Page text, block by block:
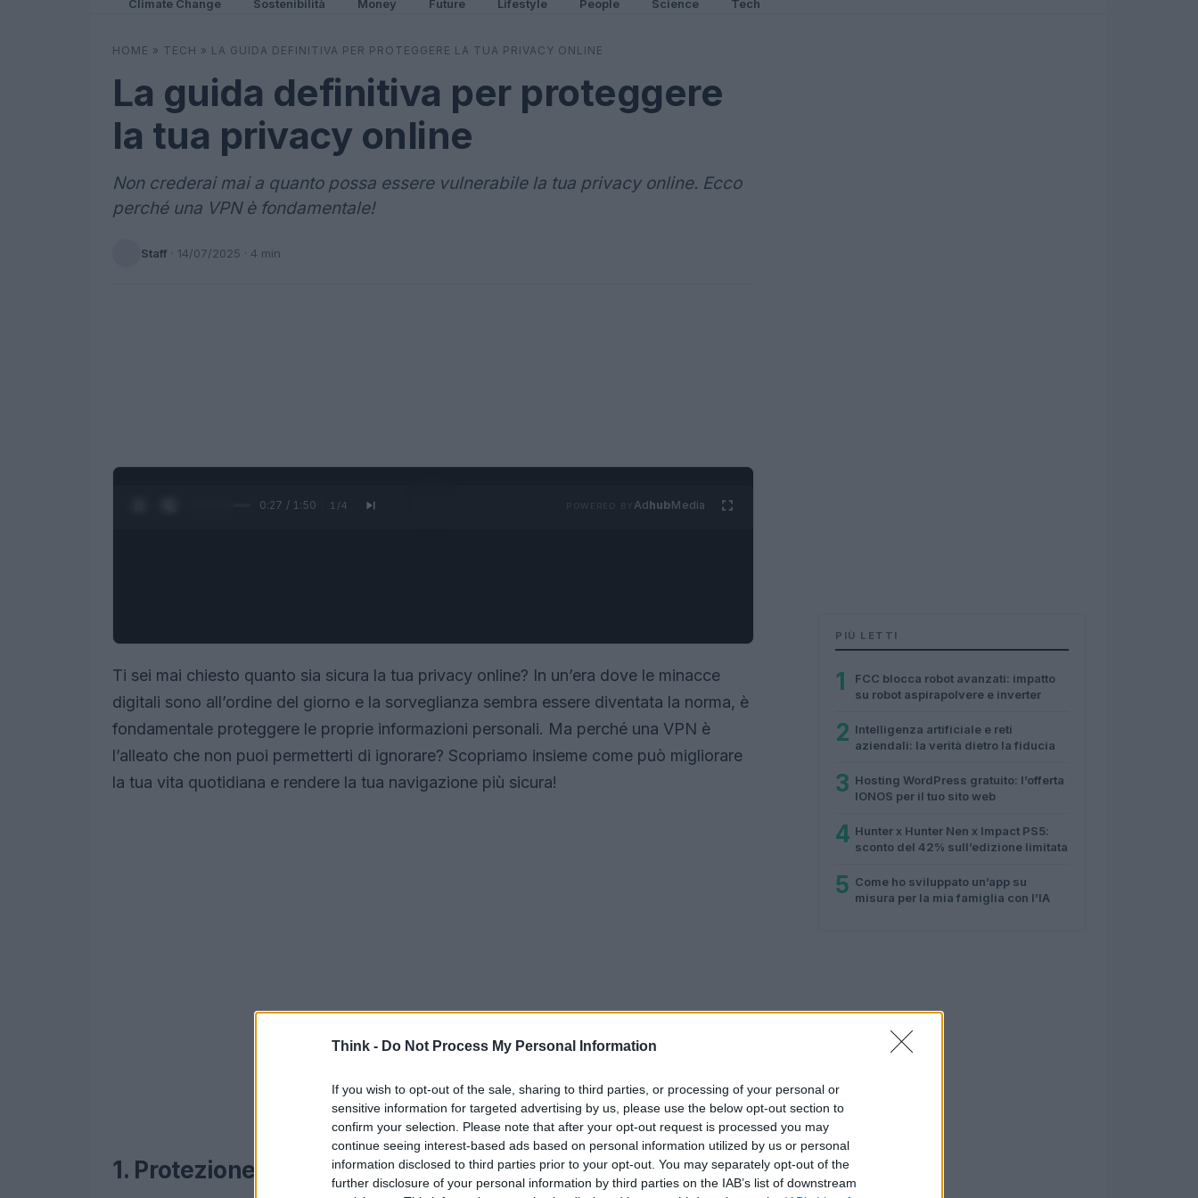
Think - Do Not Process My Personal Information
If you wish to opt-out of the sale, sharing to third parties, or processing of your personal or
sensitive information for targeted advertising by us, please use the below opt-out section to
confirm your selection. Please note that after your opt-out request is processed you may
continue seeing interest-based ads based on personal information utilized by us or personal
information disclosed to third parties prior to your opt-out. You may separately opt-out of the
further disclosure of your personal information by third parties on the IAB’s list of downstream
Climate Change Sostenibilità Money Future Lifestyle People Science Tech
HOME » TECH » LA GUIDA DEFINITIVA PER PROTEGGERE LA TUA PRIVACY ONLINE
La guida definitiva per proteggere
la tua privacy online
Non crederai mai a quanto possa essere vulnerabile la tua privacy online. Ecco
perché una VPN è fondamentale!
Staff · 14/07/2025 · 4 min
0:28 / 1:50 1 /4 AdhubMedia
Ti sei mai chiesto quanto sia sicura la tua privacy online? In un’era dove le minacce
digitali sono all’ordine del giorno e la sorveglianza sembra essere diventata la norma, è
fondamentale proteggere le proprie informazioni personali. Ma perché una VPN è
l’alleato che non puoi permetterti di ignorare? Scopriamo insieme come può migliorare
la tua vita quotidiana e rendere la tua navigazione più sicura!
1. Protezione totale della tua privacy
PIÙ LETTI
1
FCC blocca robot avanzati: impatto
su robot aspirapolvere e inverter
2 Intelligenza artificiale e reti
aziendali: la verità dietro la fiducia
3 Hosting WordPress gratuito: l’offerta
IONOS per il tuo sito web
4 Hunter x Hunter Nen x Impact PS5:
sconto del 42% sull’edizione limitata
5 Come ho sviluppato un’app su
misura per la mia famiglia con l’IA